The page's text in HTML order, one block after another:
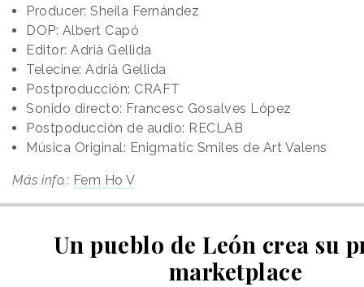
Producer: Sheila Fernández
DOP: Albert Capó
Editor: Adrià Gellida
Telecine: Adrià Gellida
Postproducción: CRAFT
Sonido directo: Francesc Gosalves López
Postpoducción de audio: RECLAB
Música Original: Enigmatic Smiles de Art Valens
Más info.: Fem Ho V
Un pueblo de León crea su
marketplace